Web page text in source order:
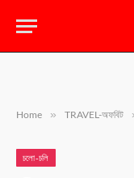
Home » TRAVEL-অফবিট
চলো-চলি